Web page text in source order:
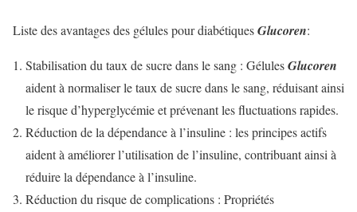
Liste des avantages des gélules pour diabétiquesGlucoren:
Stabilisation du taux de sucre dans le sang : GélulesGlucoren
aident à normaliser le taux de sucre dans le sang, réduisant ainsi
le risque d’hyperglycémie et prévenant les fluctuations rapides.
Réduction de la dépendance à l’insuline : les principes actifs
aident à améliorer l’utilisation de l’insuline, contribuant ainsi à
réduire la dépendance à l’insuline.
Réduction du risque de complications : Propriétés